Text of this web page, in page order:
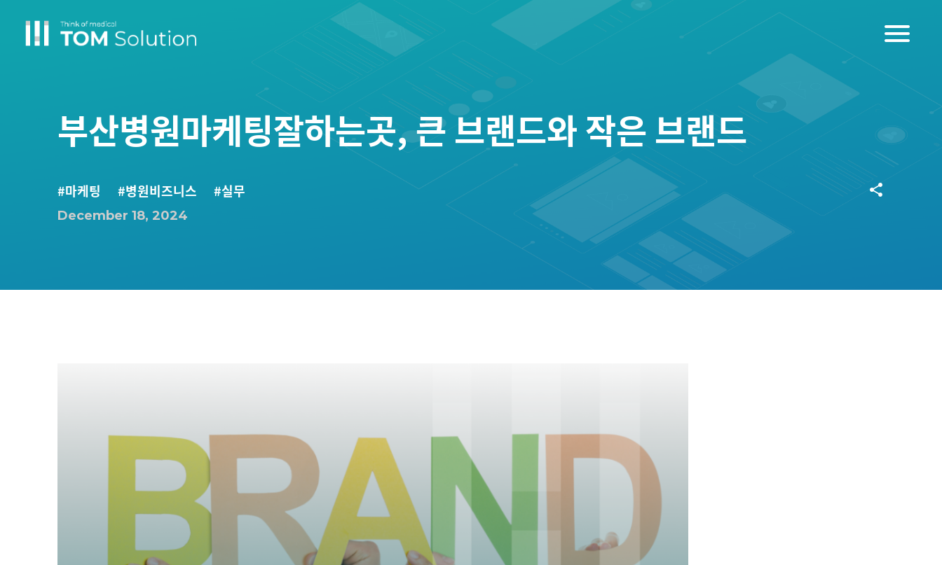
menu
부산병원마케팅잘하는곳, 큰 브랜드와 작은 브랜드
#마케팅 #병원비즈니스 #실무
December 18, 2024
share